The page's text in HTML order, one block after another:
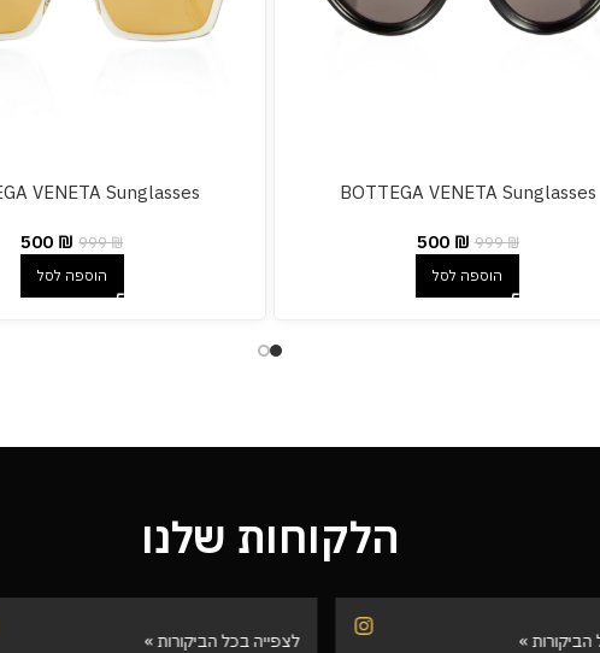
BOTTEGA VENETA Sunglasses
999₪
500 ₪
הוספה לסל
VENETA Sunglasses
999₪
500 ₪
הוספה לסל
הלקוחות שלנו
בכל הביקורות » לצפייה בכל הביקורות »